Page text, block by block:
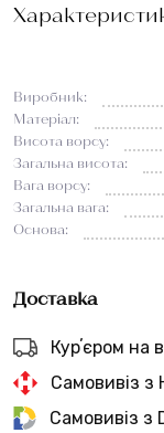
Виробник:
Матеріал:
Висота ворсу:
Загальна висота:
Вага ворсу:
Загальна вага:
Основа:
Доставка
Курʼєром на
Самовивіз з
Самовивіз з